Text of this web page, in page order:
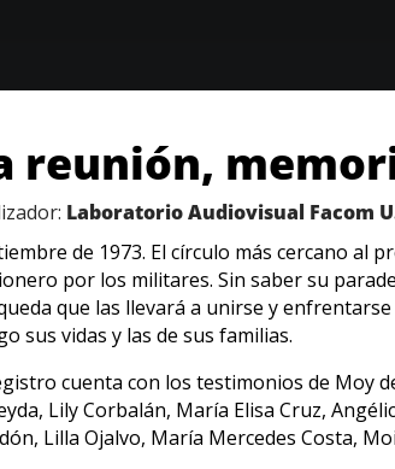
reunión,
Laboratorio Audiovisual Facom
de 1973. El círculo más cercano al
por los militares. Sin saber su
que las llevará a unirse y
sus vidas y las de sus familias.
cuenta con los testimonios de Moy
Lily Corbalán, María Elisa Cruz,
Lilla Ojalvo, María Mercedes Costa,